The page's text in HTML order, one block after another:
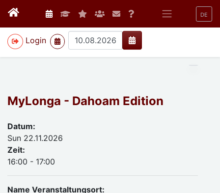
DE
Login
>
MyLonga - Dahoam Edition
Datum:
Sun 22.11.2026
Zeit:
16:00 - 17:00
Name Veranstaltungsort: